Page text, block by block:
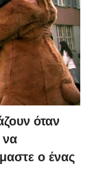
όταν
να
ο ένας